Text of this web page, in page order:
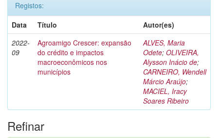
Registos:
Data
Título
Autor(es)
2022-
09
Agroamigo Crescer: expansão
do crédito e impactos
macroeconômicos nos
municípios
ALVES, Maria
Odete; OLIVEIRA,
Alysson Inácio de;
CARNEIRO, Wendell
Márcio Araújo;
MACIEL, Iracy
Soares Ribeiro
Refinar